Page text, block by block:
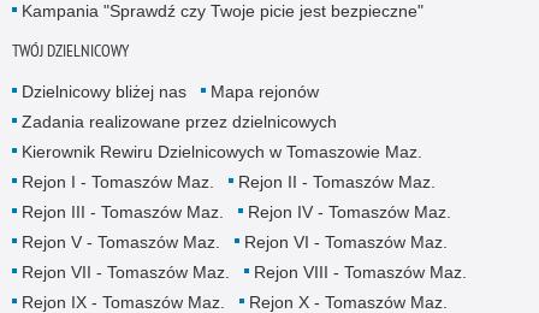
Kampania "Sprawdź czy Twoje picie jest bezpieczne"
TWÓJ DZIELNICOWY
Dzielnicowy bliżej nas
Mapa rejonów
Zadania realizowane przez dzielnicowych
Kierownik Rewiru Dzielnicowych w Tomaszowie Maz.
Rejon I - Tomaszów Maz.
Rejon II - Tomaszów Maz.
Rejon III - Tomaszów Maz.
Rejon IV - Tomaszów Maz.
Rejon V - Tomaszów Maz.
Rejon VI - Tomaszów Maz.
Rejon VII - Tomaszów Maz.
Rejon VIII - Tomaszów Maz.
Rejon IX - Tomaszów Maz.
Rejon X - Tomaszów Maz.